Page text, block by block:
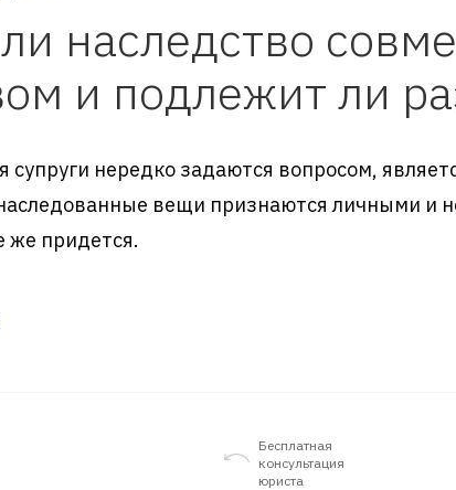
наследство
и подлежит ли
супруги нередко задаются вопросом,
вещи признаются личными и
же придется.
Бесплатная
консультация
юриста